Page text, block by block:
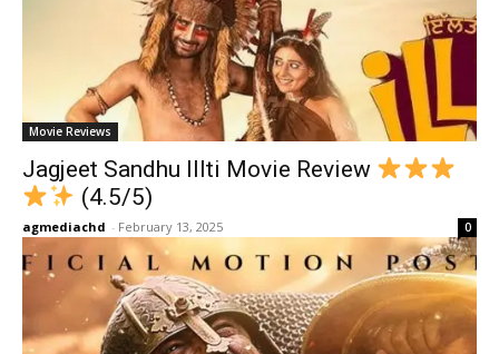
Movie Reviews
Jagjeet Sandhu Illti Movie Review
(4.5/5)
agmediachd - February 13, 2025 0